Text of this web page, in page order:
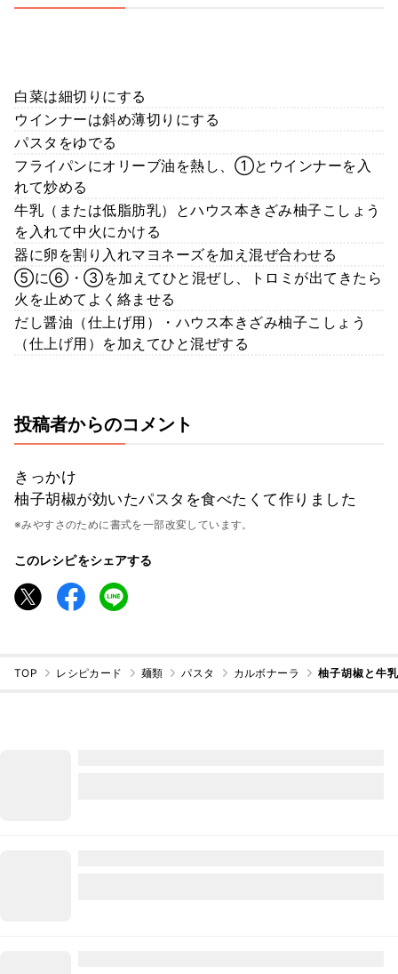
白菜は細切りにする
ウインナーは斜め薄切りにする
パスタをゆでる
フライパンにオリーブ油を熱し、①とウインナーを入
れて炒める
牛乳（または低脂肪乳）とハウス本きざみ柚子こしょう
を入れて中火にかける
器に卵を割り入れマヨネーズを加え混ぜ合わせる
⑤に⑥・③を加えてひと混ぜし、トロミが出てきたら
火を止めてよく絡ませる
だし醤油（仕上げ用）・ハウス本きざみ柚子こしょう
（仕上げ用）を加えてひと混ぜする
投稿者からのコメント
きっかけ
柚子胡椒が効いたパスタを食べたくて作りました
※みやすさのために書式を一部改変しています。
このレシピをシェアする
TOP レシピカード 麺類 パスタ カルボナーラ 柚子胡椒と牛